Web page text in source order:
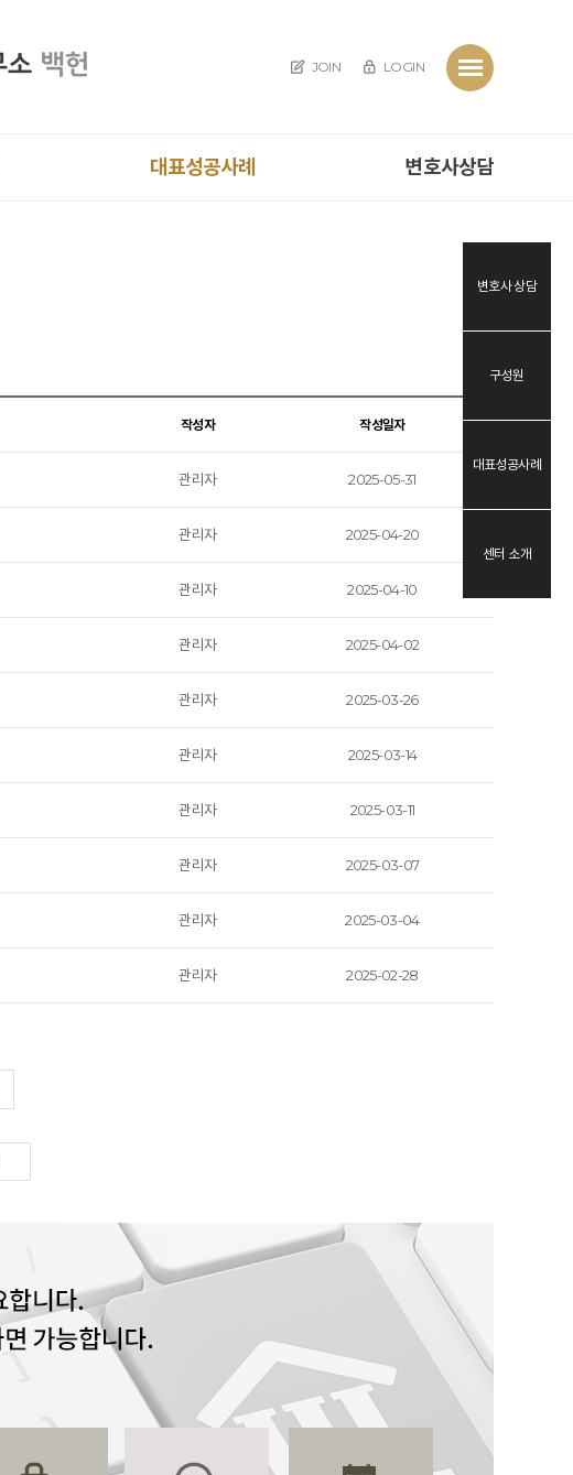
JOIN LOGIN
대표성공사례 변호사상담
작성자 작성일자
관리자 2025-05-31
관리자 2025-04-20
관리자 2025-04-10
관리자 2025-04-02
관리자 2025-03-26
관리자 2025-03-14
관리자 2025-03-11
관리자 2025-03-07
관리자 2025-03-04
관리자 2025-02-28
변호사 상담
구성원
대표성공사례
센터 소개